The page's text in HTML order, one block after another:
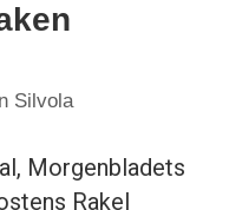
Silvola
Morgenbladets
Rakel